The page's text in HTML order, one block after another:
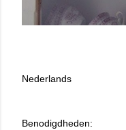
Nederlands
Benodigdheden: